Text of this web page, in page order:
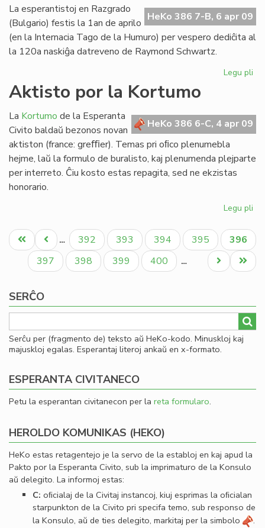
s-
HeKo 386 7-B, 6 apr 09
La esperantistoj en Razgrado
(Bulgario) festis la 1an de aprilo
(en la Internacia Tago de la Humuro) per vespero dediĉita al
la 120a naskiĝa datreveno de Raymond Schwartz.
Legu pli
Aktisto por la Kortumo
HeKo 386 6-C, 4 apr 09
La Kortumo de la Esperanta
Civito baldaŭ bezonos novan
aktiston (france: greﬃer). Temas pri oﬁco plenumebla
hejme, laŭ la formulo de buralisto, kaj plenumenda plejparte
per interreto. Ĉiu kosto estas repagita, sed ne ekzistas
honorario.
Legu pli
por
la
Pagination
Unua
paĝo
Antaŭa
paĝo
… Paĝo
392 Paĝo
393 Paĝo
394 Paĝo
395
Aktuala
paĝo
396
Paĝo
397 Paĝo
398 Paĝo
399 Paĝo
400 …
Last
page
Next
page
SERĈO
Serĉu per (fragmento de) teksto aŭ HeKo-kodo. Minuskloj kaj
majuskloj egalas. Esperantaj literoj ankaŭ en x-formato.
ESPERANTA CIVITANECO
Petu la esperantan civitanecon per la reta formularo.
HEROLDO KOMUNIKAS (HEKO)
HeKo estas retagentejo je la servo de la establoj en kaj apud la
Pakto por la Esperanta Civito, sub la imprimaturo de la Konsulo
aŭ delegito. La informoj estas:
C: oﬁcialaj de la Civitaj instancoj, kiuj esprimas la oﬁcialan
starpunkton de la Civito pri specifa temo, sub responso de
la Konsulo, aŭ de ties delegito, markitaj per la simbolo
.